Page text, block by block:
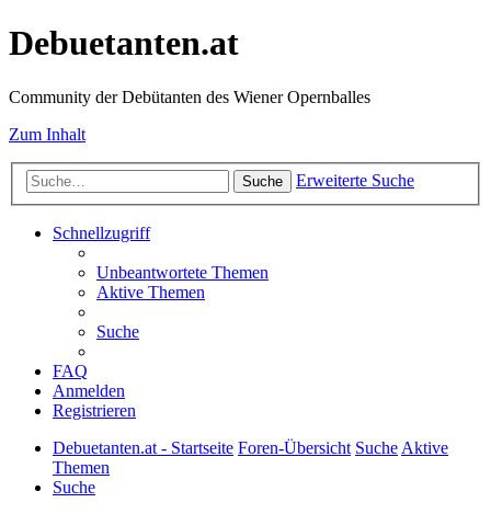
Debuetanten.at
Community der Debütanten des Wiener Opernballes
Zum Inhalt
Suche Erweiterte Suche
Schnellzugriff
Unbeantwortete Themen
Aktive Themen
Suche
FAQ
Anmelden
Registrieren
Debuetanten.at - Startseite Foren-Übersicht SucheAktive
Themen
Suche